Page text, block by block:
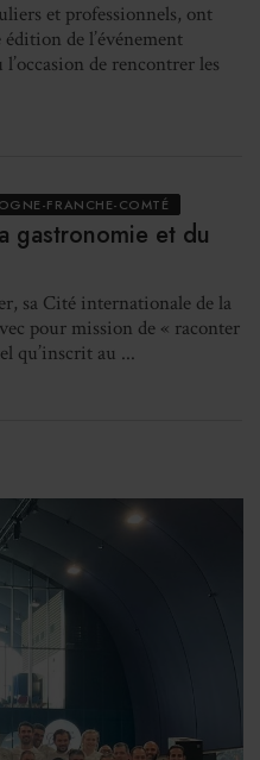
et professionnels, ont
de l’événement
de rencontrer les
FRANCHE-COMTÉ
gastronomie et du
sa Cité internationale de la
pour mission de « raconter
qu’inscrit au ...